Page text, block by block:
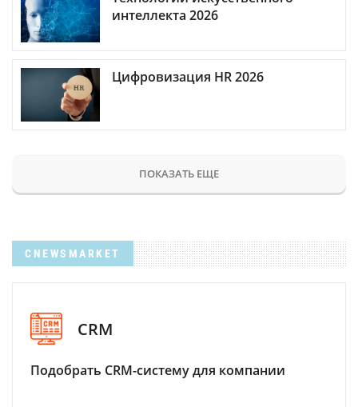
интеллекта 2026
Цифровизация HR 2026
ПОКАЗАТЬ ЕЩЕ
CNEWSMARKET
CRM
Подобрать CRM-систему для компании